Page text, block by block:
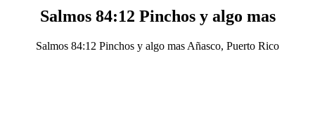
Salmos 84:12 Pinchos y algo mas
Salmos 84:12 Pinchos y algo mas Añasco, Puerto Rico